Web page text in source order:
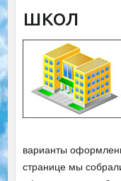
школ
варианты
странице мы